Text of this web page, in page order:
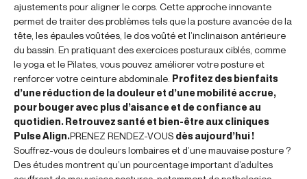
ajustements pour aligner le corps. Cette approche innovante
permet de traiter des problèmes tels que la posture avancée de la
tête, les épaules voûtées, le dos voûté et l’inclinaison antérieure
du bassin. En pratiquant des exercices posturaux ciblés, comme
le yoga et le Pilates, vous pouvez améliorer votre posture et
renforcer votre ceinture abdominale. Profitez des bienfaits
d’une réduction de la douleur et d’une mobilité accrue,
pour bouger avec plus d’aisance et de confiance au
quotidien. Retrouvez santé et bien-être aux cliniques
Pulse Align.PRENEZ RENDEZ-VOUS dès aujourd’hui !
Souffrez-vous de douleurs lombaires et d’une mauvaise posture ?
Des études montrent qu’un pourcentage important d’adultes